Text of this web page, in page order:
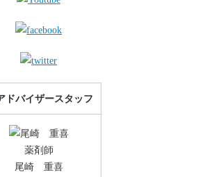
薬剤師
尾崎 重喜